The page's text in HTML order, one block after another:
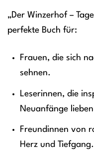
„Der Winzerhof –
perfekte Buch für:
Frauen, die sich
sehnen.
Leserinnen, die
Neuanfänge
Freundinnen von
Herz und Tiefgang.